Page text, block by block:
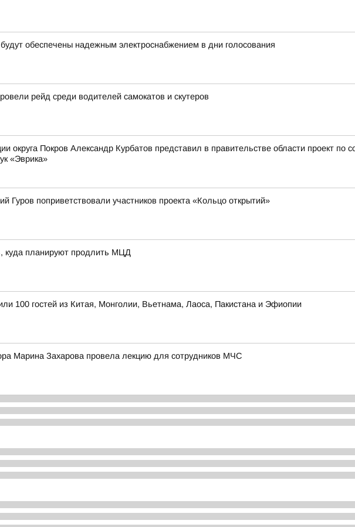
обеспечены надежным электроснабжением в дни голосования
рейд среди водителей самокатов и скутеров
округа Покров Александр Курбатов представил в правительстве области проект по
«Эврика»
Гуров поприветствовали участников проекта «Кольцо открытий»
куда планируют продлить МЦД
100 гостей из Китая, Монголии, Вьетнама, Лаоса, Пакистана и Эфиопии
Марина Захарова провела лекцию для сотрудников МЧС